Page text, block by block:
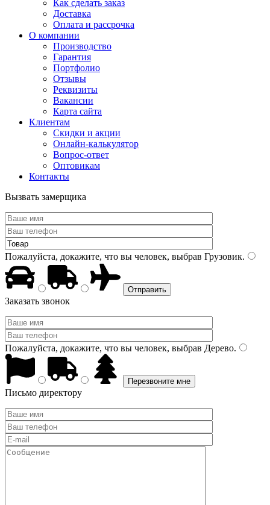
Как сделать заказ
Доставка
Оплата и рассрочка
О компании
Производство
Гарантия
Портфолио
Отзывы
Реквизиты
Вакансии
Карта сайта
Клиентам
Скидки и акции
Онлайн-калькулятор
Вопрос-ответ
Оптовикам
Контакты
Вызвать замерщика
Пожалуйста, докажите, что вы человек, выбрав Грузовик.
Заказать звонок
Пожалуйста, докажите, что вы человек, выбрав Дерево.
Письмо директору